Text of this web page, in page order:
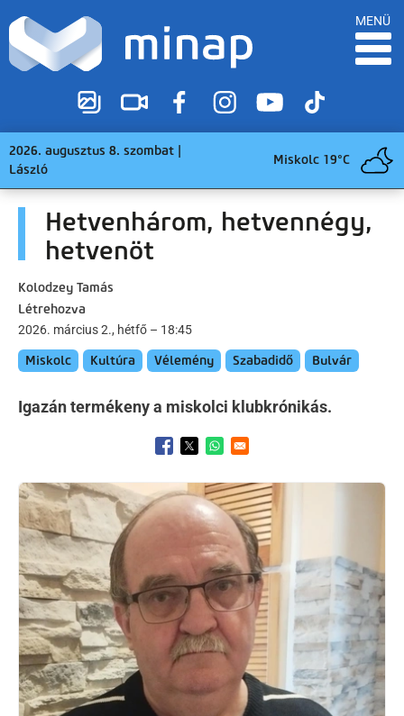
MENÜ
2026. augusztus 8. szombat |
László
Miskolc 19°C
Hetvenhárom, hetvennégy,
hetvenöt
Kolodzey Tamás
Létrehozva
2026. március 2., hétfő – 18:45
Miskolc Kultúra Vélemény Szabadidő Bulvár
Igazán termékeny a miskolci klubkrónikás.
Opens in a new window
Opens in a new window
Opens in a new window
Kép